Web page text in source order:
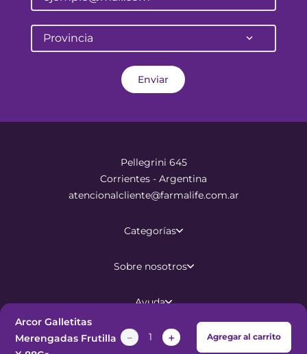
Arcor Galletitas
Merengadas Frutilla
＋
－ Agregar al carrito
Provincia
Enviar
Pellegrini 645
Corrientes - Argentina
atencionalcliente@farmalife.com.ar
Categorías
Sobre nosotros
Ayuda